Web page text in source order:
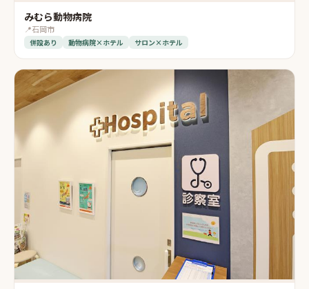
みむら動物病院
📍石岡市
併設あり 動物病院×ホテル サロン×ホテル